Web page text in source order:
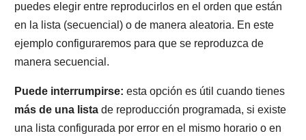
puedes elegir entre reproducirlos en el orden que están
en la lista (secuencial) o de manera aleatoria. En este
ejemplo configuraremos para que se reproduzca de
manera secuencial.
Puede interrumpirse: esta opción es útil cuando tienes
más de una lista de reproducción programada, si existe
una lista configurada por error en el mismo horario o en